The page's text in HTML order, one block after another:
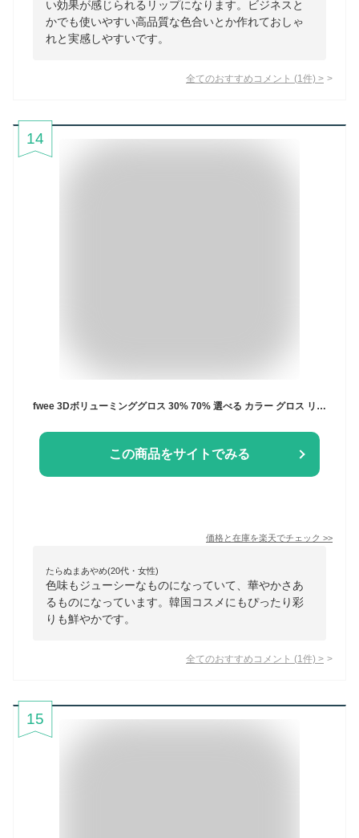
い効果が感じられるリップになります。ビジネスと
かでも使いやすい高品質な色合いとか作れておしゃ
れと実感しやすいです。
全てのおすすめコメント (1 件) >
14
fwee 3Dボリューミンググロス 30% 70% 選べる カラー グロス リップ リップオイル 口紅 ツヤ 縦じわ 唇 ボリューム 水光 うる ぷる 高発色 粘膜 ジューシー イエベ ブルベ 3D Voluming Gloss FWEE フィー 韓国 メイク 韓国コスメ コスメ ポイントメイク
この商品をサイトでみる
価格と在庫を楽天でチェック >>
たらぬまあやめ(20代・女性)
色味もジューシーなものになっていて、華やかさあ
るものになっています。韓国コスメにもぴったり彩
りも鮮やかです。
全てのおすすめコメント (1 件) >
15